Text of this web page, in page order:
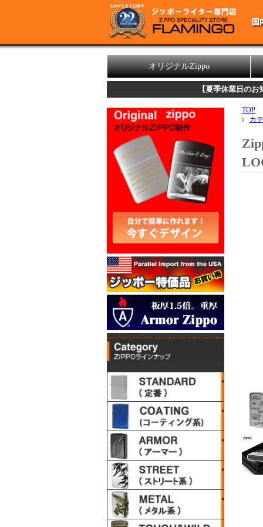
オリジナルZippo
【夏季休業日のお知らせ】誠に
TOP
カ